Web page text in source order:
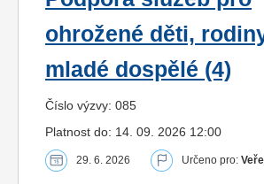
ohrožené děti,
mladé dospělé (4)
Číslo výzvy: 085
Platnost do: 14. 09. 2026 12:00
29. 6. 2026 Určeno pro: